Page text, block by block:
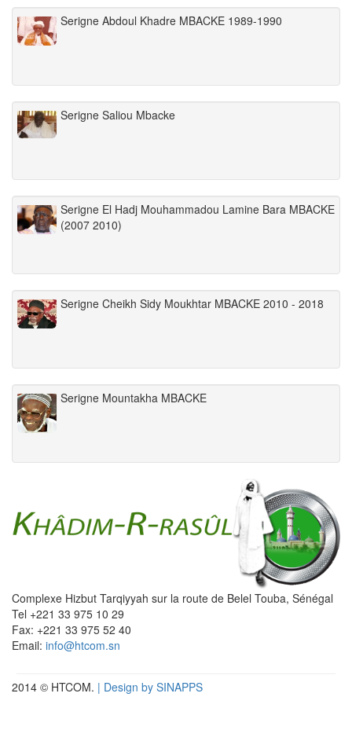
Serigne Abdoul Khadre MBACKE 1989-1990
Serigne Saliou Mbacke
Serigne El Hadj Mouhammadou Lamine Bara MBACKE
(2007 2010)
Serigne Cheikh Sidy Moukhtar MBACKE 2010 - 2018
Serigne Mountakha MBACKE
Complexe Hizbut Tarqiyyah sur la route de Belel Touba, Sénégal
Tel +221 33 975 10 29
Fax: +221 33 975 52 40
Email: info@htcom.sn
2014 © HTCOM. | Design by SINAPPS